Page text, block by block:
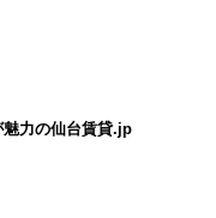
力の仙台賃貸.jp